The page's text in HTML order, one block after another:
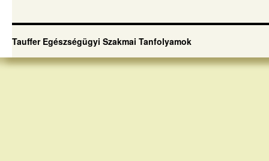
Tauffer Egészségügyi Szakmai Tanfolyamok